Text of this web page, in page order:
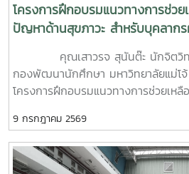
โครงการฝึกอบรมแนวทางการช่ว
ปัญหาด้านสุขภาวะ สำหรับบุคลาก
คุณเสาวรจ สุนันต๊ะ นักจิตวิทย
กองพัฒนานักศึกษา มหาวิทยาลัยแม่โจ้
โครงการฝึกอบรมแนวทางการช่วยเ
ที่ 6–7 กรกฎาคม 2569 ณ ห้องบรรย
อาคารระพีสาคริก มหาวิทยาลัยเกษตร
บุคลากรจากทั้งเครือข่าย ทปอ. และเ
9 กรกฎาคม 2569